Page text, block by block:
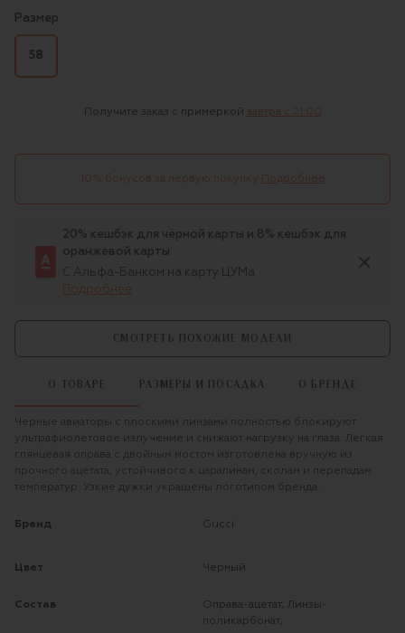
Размер
58
Получите заказ с примеркой завтра c 21:00
10% бонусов за первую покупку Подробнее
20% кешбэк для чёрной карты и 8% кешбэк для
оранжевой карты
С Альфа-Банком на карту ЦУМа
Подробнее
СМОТРЕТЬ ПОХОЖИЕ МОДЕЛИ
О ТОВАРЕ РАЗМЕРЫ И ПОСАДКА О БРЕНДЕ
Черные авиаторы с плоскими линзами полностью блокируют
ультрафиолетовое излучение и снижают нагрузку на глаза. Легкая
глянцевая оправа с двойным мостом изготовлена вручную из
прочного ацетата, устойчивого к царапинам, сколам и перепадам
температур. Узкие дужки украшены логотипом бренда.
Бренд Gucci
Цвет Черный
Состав
Оправа-ацетат; Линзы-
поликарбонат;